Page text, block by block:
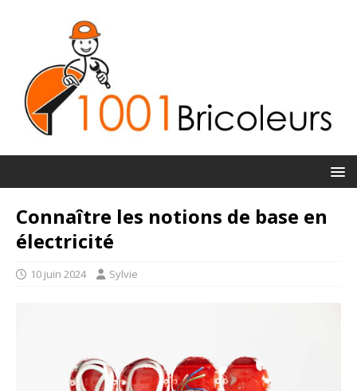
Connaître les notions de base en
électricité
10 juin 2024 Sylvie